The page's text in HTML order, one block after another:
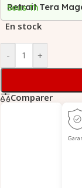
Retrait Tera
Sous 1h
En stock
- +
Comparer